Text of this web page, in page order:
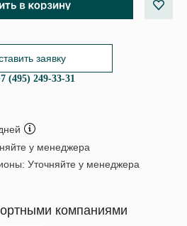
заявку
(495) 249-33-31
у менеджера
Уточняйте у менеджера
компаниями